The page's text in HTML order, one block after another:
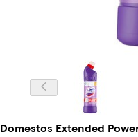
Domestos Extended